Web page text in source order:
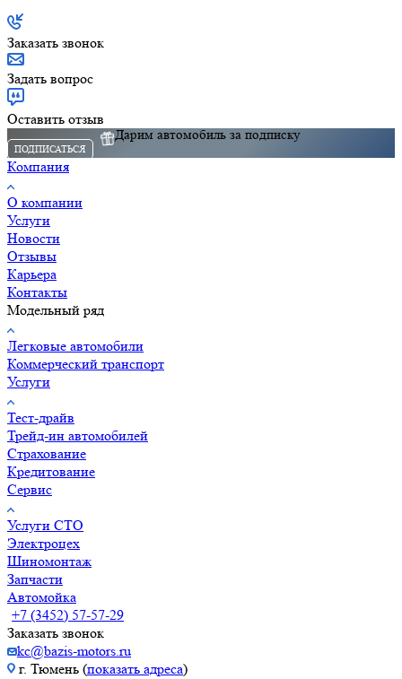
Заказать звонок
Задать вопрос
Оставить отзыв
Дарим автомобиль за подписку
ПОДПИСАТЬСЯ
Компания
О компании
Услуги
Новости
Отзывы
Карьера
Контакты
Модельный ряд
Легковые автомобили
Коммерческий транспорт
Услуги
Тест-драйв
Трейд-ин автомобилей
Страхование
Кредитование
Сервис
Услуги СТО
Электроцех
Шиномонтаж
Запчасти
Автомойка
+7 (3452) 57-57-29
Заказать звонок
kc@bazis-motors.ru
г. Тюмень (показать адреса)